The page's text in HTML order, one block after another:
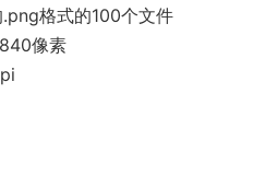
格式的100个文件
像素